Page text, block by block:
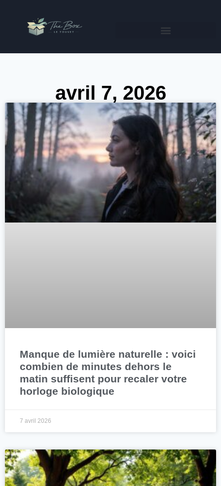
avril 7, 2026
Manque de lumière naturelle : voici
combien de minutes dehors le
matin suffisent pour recaler votre
horloge biologique
7 avril 2026